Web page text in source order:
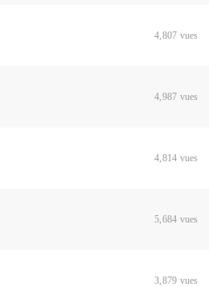
4,807 vues
4,987 vues
4,814 vues
5,684 vues
3,879 vues